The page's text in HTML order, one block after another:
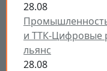
28.08
и ТТК-Цифровые
льянс
28.08